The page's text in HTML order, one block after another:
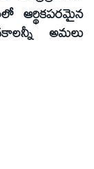
ఆర్థికపరమైన
అమలు